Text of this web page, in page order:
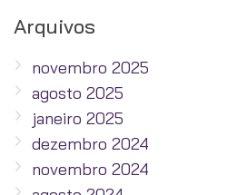
Arquivos
novembro 2025
agosto 2025
janeiro 2025
dezembro 2024
novembro 2024